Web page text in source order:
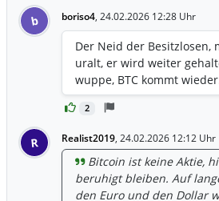
b boriso4, 24.02.2026 12:28 Uhr
2
Der Neid der Besitzlosen,
uralt, er wird weiter
wuppe, BTC kommt
R Realist2019, 24.02.2026 12:12 Uhr
Bitcoin ist keine Aktie,
beruhigt bleiben. Auf
den Euro und den Dollar